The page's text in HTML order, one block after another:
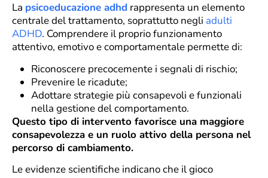
La psicoeducazione adhd rappresenta un elemento
centrale del trattamento, soprattutto negli adulti
ADHD. Comprendere il proprio funzionamento
attentivo, emotivo e comportamentale permette di:
Riconoscere precocemente i segnali di rischio;
Prevenire le ricadute;
Adottare strategie più consapevoli e funzionali
nella gestione del comportamento.
Questo tipo di intervento favorisce una maggiore
consapevolezza e un ruolo attivo della persona nel
percorso di cambiamento.
Le evidenze scientifiche indicano che il gioco